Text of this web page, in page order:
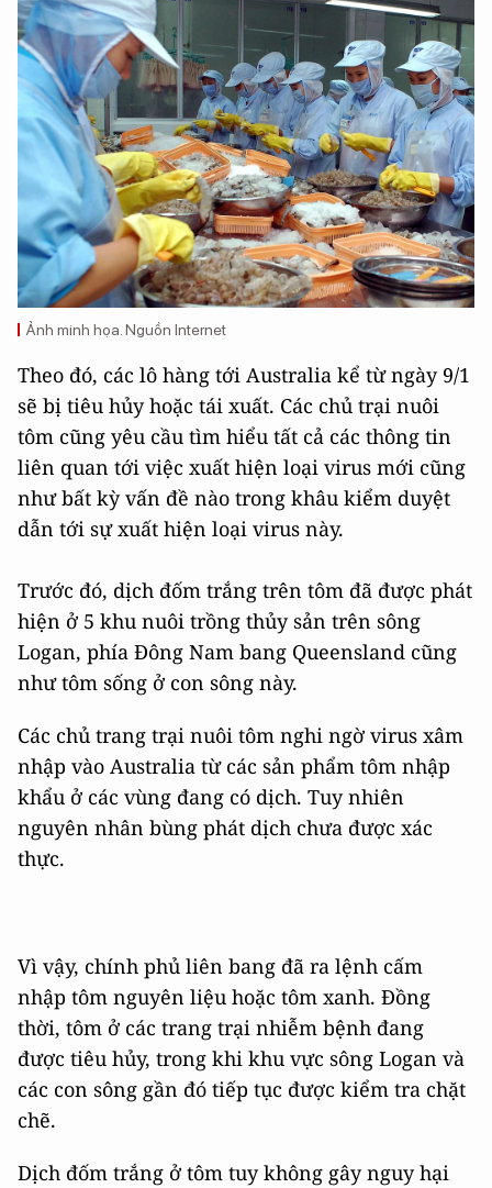
Ảnh minh họa. Nguồn Internet
Theo đó, các lô hàng tới Australia kể từ ngày 9/1
sẽ bị tiêu hủy hoặc tái xuất. Các chủ trại nuôi
tôm cũng yêu cầu tìm hiểu tất cả các thông tin
liên quan tới việc xuất hiện loại virus mới cũng
như bất kỳ vấn đề nào trong khâu kiểm duyệt
dẫn tới sự xuất hiện loại virus này.
Trước đó, dịch đốm trắng trên tôm đã được phát
hiện ở 5 khu nuôi trồng thủy sản trên sông
Logan, phía Đông Nam bang Queensland cũng
như tôm sống ở con sông này.
Các chủ trang trại nuôi tôm nghi ngờ virus xâm
nhập vào Australia từ các sản phẩm tôm nhập
khẩu ở các vùng đang có dịch. Tuy nhiên
nguyên nhân bùng phát dịch chưa được xác
thực.
Vì vậy, chính phủ liên bang đã ra lệnh cấm
nhập tôm nguyên liệu hoặc tôm xanh. Đồng
thời, tôm ở các trang trại nhiễm bệnh đang
được tiêu hủy, trong khi khu vực sông Logan và
các con sông gần đó tiếp tục được kiểm tra chặt
chẽ.
Dịch đốm trắng ở tôm tuy không gây nguy hại